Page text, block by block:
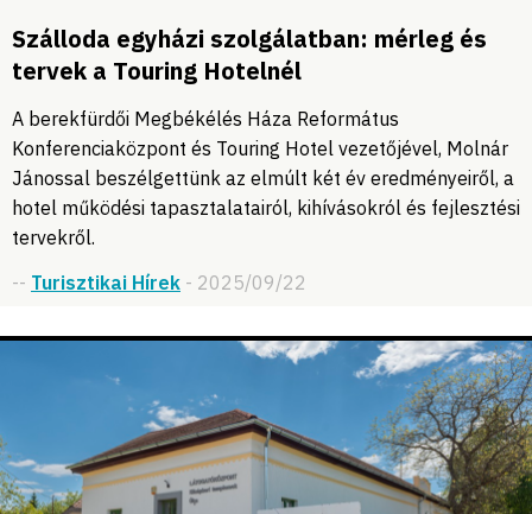
Szálloda egyházi szolgálatban: mérleg és
tervek a Touring Hotelnél
A berekfürdői Megbékélés Háza Református
Konferenciaközpont és Touring Hotel vezetőjével, Molnár
Jánossal beszélgettünk az elmúlt két év eredményeiről, a
hotel működési tapasztalatairól, kihívásokról és fejlesztési
tervekről.
-- Turisztikai Hírek - 2025/09/22